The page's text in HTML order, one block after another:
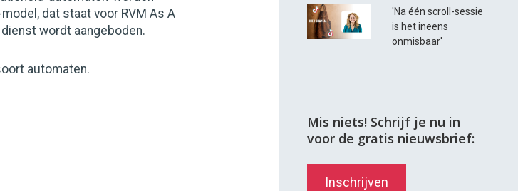
dat staat voor RVM As A
wordt aangeboden.
automaten.
'Na één scroll-sessie
is het ineens
onmisbaar'
Mis niets! Schrijf je nu in
voor de gratis nieuwsbrief:
Inschrijven